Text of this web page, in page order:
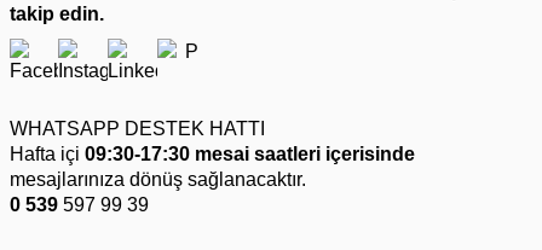
takip edin.
WHATSAPP DESTEK HATTI
Hafta içi 09:30-17:30 mesai saatleri içerisinde
mesajlarınıza dönüş sağlanacaktır.
0 539 597 99 39